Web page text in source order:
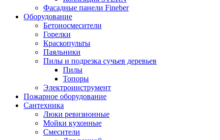
Фасадные панели Fineber
Оборудование
Бетоносмесители
Горелки
Краскопульты
Паяльники
Пилы и подрезка сучьев деревьев
Пилы
Топоры
Электроинструмент
Пожарное оборудование
Сантехника
Люки ревизионные
Мойки кухонные
Смесители